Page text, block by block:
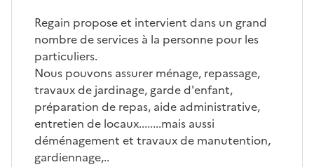
Regain propose et intervient dans un grand
nombre de services à la personne pour les
particuliers.
Nous pouvons assurer ménage, repassage,
travaux de jardinage, garde d'enfant,
préparation de repas, aide administrative,
entretien de locaux........mais aussi
déménagement et travaux de manutention,
gardiennage,..